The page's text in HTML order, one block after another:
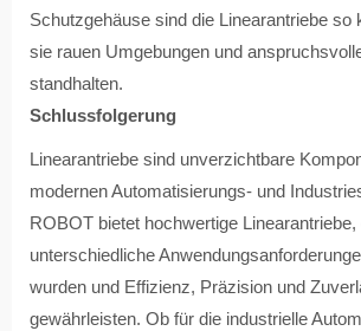
Schutzgehäuse sind die Linearantriebe so
sie rauen Umgebungen und
standhalten.
Schlussfolgerung
Linearantriebe sind unverzichtbare
modernen Automatisierungs- und
ROBOT bietet hochwertige Linearantriebe,
unterschiedliche
wurden und Effizienz, Präzision und
gewährleisten. Ob für die industrielle